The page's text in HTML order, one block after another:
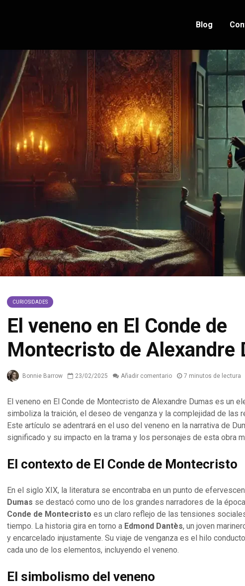
Blog
CURIOSIDADES
El veneno en El Conde de
Montecristo de Alexandre
Bonnie Barrow 23/02/2025 Añadir comentario 7 minutos de lectura
El veneno en El Conde de Montecristo de Alexandre Dumas es un
simboliza la traición, el deseo de venganza y la complejidad de las
Este artículo se adentrará en el uso del veneno en la narrativa de
significado y su impacto en la trama y los personajes de esta obra
El contexto de El Conde de Montecristo
En el siglo XIX, la literatura se encontraba en un punto de
Dumas se destacó como uno de los grandes narradores de la
Conde de Montecristo es un claro reflejo de las tensiones
tiempo. La historia gira en torno a Edmond Dantès, un joven
y encarcelado injustamente. Su viaje de venganza es el hilo
cada uno de los elementos, incluyendo el veneno.
El simbolismo del veneno